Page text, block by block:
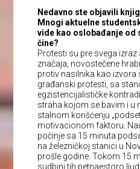
Nedavno ste objavili
Mnogi aktuelne
vide kao oslobađanje od
čine?
Protesti su pre svega
značaja, novostečene
protiv nasilnika kao izvora
građanski protesti, sa
egzistencijalističke
straha kojom se bavim i u
stalnom korišćenju
motivacionom faktoru.
počinje sa 15 minuta
na železničkoj stanici u
prošle godine. Tokom 15
sudbini tih petnaestoro